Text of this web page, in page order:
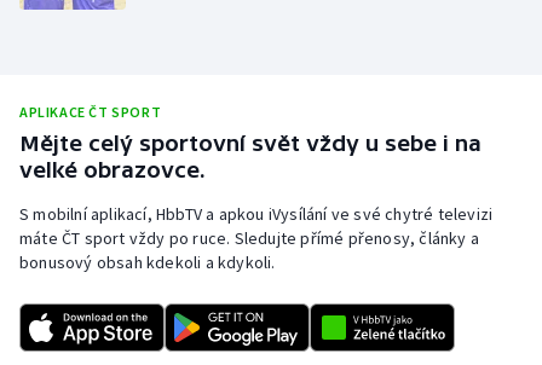
Ragby
Rychlobruslení
Rychlostní kanoistika
Short track
Sportovní střelba
APLIKACE ČT SPORT
Mějte celý sportovní svět vždy u sebe i na
velké obrazovce.
S mobilní aplikací, HbbTV a apkou iVysílání ve své chytré televizi
máte ČT sport vždy po ruce. Sledujte přímé přenosy, články a
bonusový obsah kdekoli a kdykoli.